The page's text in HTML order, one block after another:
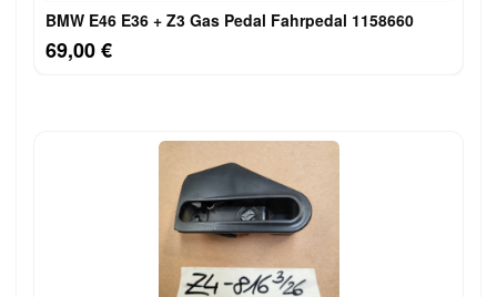
BMW E46 E36 + Z3 Gas Pedal Fahrpedal 1158660
69,00 €